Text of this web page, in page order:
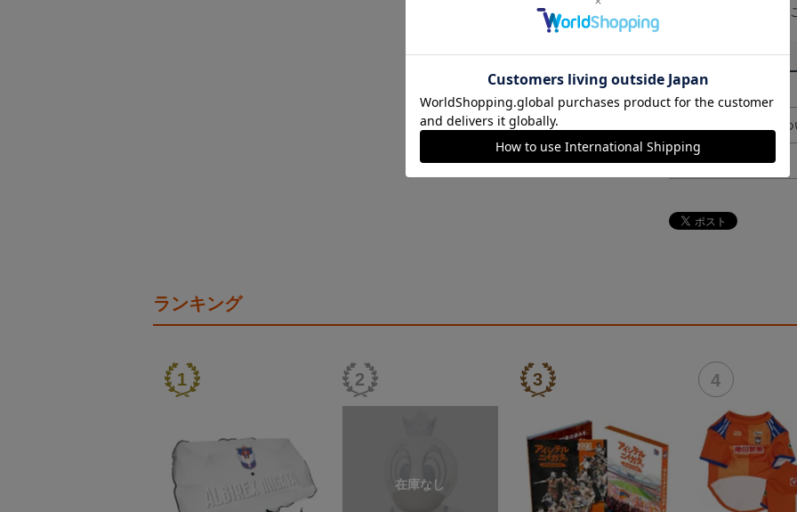
予告なく変更にな
その他
ギフト対応に
ヘルプページ
ランキング